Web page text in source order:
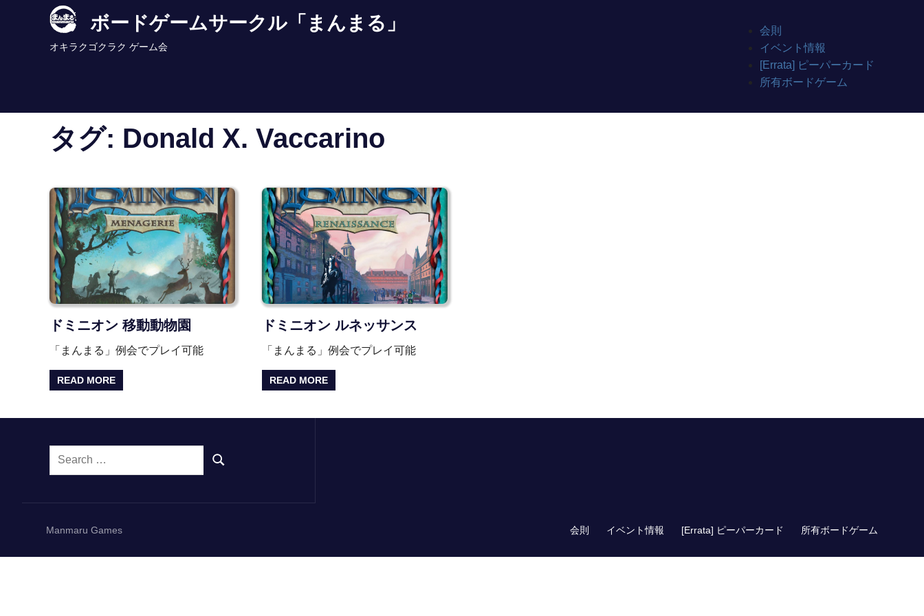
ボードゲームサークル「まんまる」
オキラクゴクラク ゲーム会
会則
イベント情報
[Errata] ピーパーカード
所有ボードゲーム
タグ: Donald X. Vaccarino
ドミニオン 移動動物園
「まんまる」例会でプレイ可能
READ MORE
ドミニオン ルネッサンス
「まんまる」例会でプレイ可能
READ MORE
Search
SEARCH
Manmaru Games 会則 イベント情報 [Errata] ピーパーカード 所有ボードゲーム